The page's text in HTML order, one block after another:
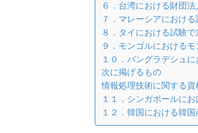
６．台湾における財団
７．マレーシアにおける
８．タイにおける試験
９．モンゴルにおける
１０．バングラデシュ
次に掲げるもの
情報処理技術に関する資
１１．シンガポールに
１２．韓国における韓